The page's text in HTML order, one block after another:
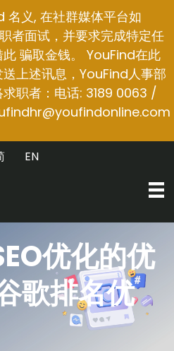
名义, 在社群媒体平台如
者面试，并要求完成特定任
骗取金钱。 YouFind在此
上述讯息，YouFind人事部
职者：电话: 3189 0063 /
EN
优化的优
歌排名优